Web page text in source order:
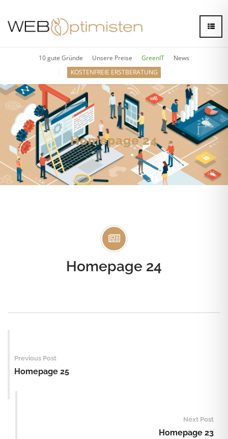
10 gute Gründe Unsere Preise GreenIT
News
KOSTENFREIE ERSTBERATUNG
Homepage 24
Homepage 24
navigation
Previous Post
Homepage 25
Next Post
Homepage 23